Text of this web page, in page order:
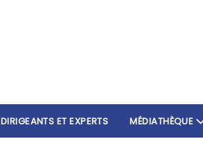
DIRIGEANTS ET EXPERTS MÉDIATHÈQUE